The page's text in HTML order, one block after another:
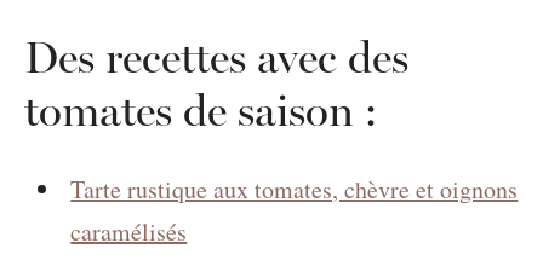
Des recettes avec des
tomates de saison :
Tarte rustique aux tomates, chèvre et oignons
caramélisés